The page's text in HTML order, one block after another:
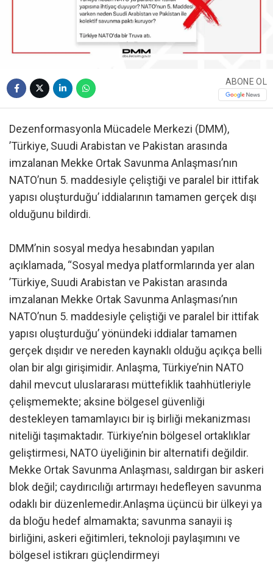
ABONE OL
Dezenformasyonla Mücadele Merkezi (DMM),
’Türkiye, Suudi Arabistan ve Pakistan arasında
imzalanan Mekke Ortak Savunma Anlaşması’nın
NATO’nun 5. maddesiyle çeliştiği ve paralel bir ittifak
yapısı oluşturduğu’ iddialarının tamamen gerçek dışı
olduğunu bildirdi.
DMM’nin sosyal medya hesabından yapılan
açıklamada, “Sosyal medya platformlarında yer alan
’Türkiye, Suudi Arabistan ve Pakistan arasında
imzalanan Mekke Ortak Savunma Anlaşması’nın
NATO’nun 5. maddesiyle çeliştiği ve paralel bir ittifak
yapısı oluşturduğu’ yönündeki iddialar tamamen
gerçek dışıdır ve nereden kaynaklı olduğu açıkça belli
olan bir algı girişimidir. Anlaşma, Türkiye’nin NATO
dahil mevcut uluslararası müttefiklik taahhütleriyle
çelişmemekte; aksine bölgesel güvenliği
destekleyen tamamlayıcı bir iş birliği mekanizması
niteliği taşımaktadır. Türkiye’nin bölgesel ortaklıklar
geliştirmesi, NATO üyeliğinin bir alternatifi değildir.
Mekke Ortak Savunma Anlaşması, saldırgan bir askeri
blok değil; caydırıcılığı artırmayı hedefleyen savunma
odaklı bir düzenlemedir.Anlaşma üçüncü bir ülkeyi ya
da bloğu hedef almamakta; savunma sanayii iş
birliğini, askeri eğitimleri, teknoloji paylaşımını ve
bölgesel istikrarı güçlendirmeyi